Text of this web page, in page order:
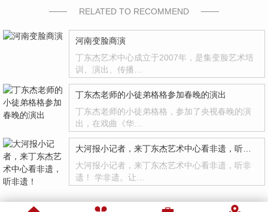
RELATED TO RECOMMEND
河南变脸商演
丁东杰艺术中心成立于2007年，是集变脸艺术培
训、演出、传播…
丁东杰老师的小徒弟格格参加春晚的演出
丁东杰老师的小徒弟格格，参加了央视春晚的演
出，在戏曲《华…
大河报小记者，来丁东杰艺术中心看非遗，听非
遗！ 学非遗。让…